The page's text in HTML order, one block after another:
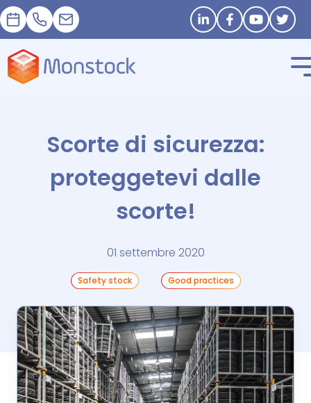
Appuntamento
+33 1 83 62 25 41
contact@monstock.net Stay in touch
Scorte di sicurezza:
proteggetevi dalle
scorte!
01 settembre 2020
Safety stock Good practices